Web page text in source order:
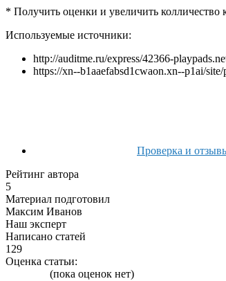
* Получить оценки и увеличить
Используемые источники:
http://auditme.ru/express/42366-
https://xn--b1aaefabsd1cwaon.xn--p1ai/site/
Проверка и
Рейтинг автора
5
Материал подготовил
Максим Иванов
Наш эксперт
Написано статей
129
Оценка статьи:
(пока оценок нет)